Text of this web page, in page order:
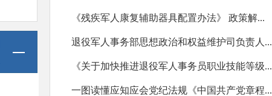
《残疾军人康复辅助器具配置办法》 政策解...
退役军人事务部思想政治和权益维护司负责人...
《关于加快推进退役军人事务员职业技能等级...
一图读懂应知应会党纪法规《中国共产党章程...